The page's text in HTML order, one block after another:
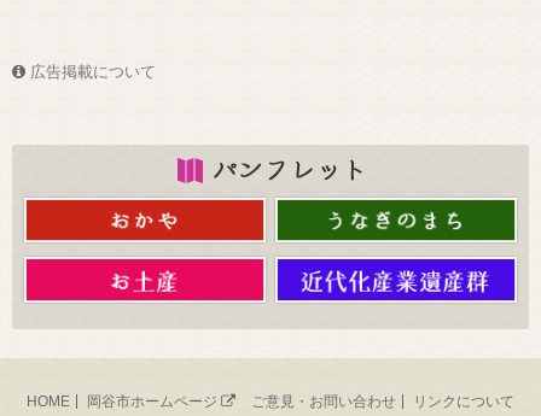
広告掲載について
HOME 岡谷市ホームページ ご意見・お問い合わせ
リンクについて